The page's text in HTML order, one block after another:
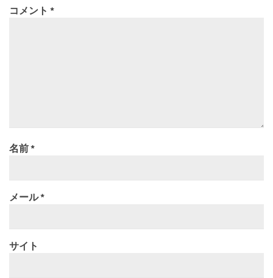
コメント *
名前*
メール*
サイト